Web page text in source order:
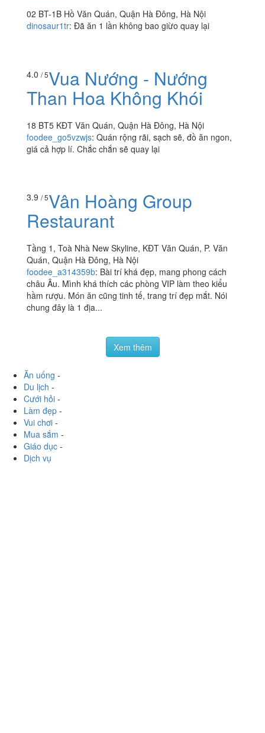
02 BT-1B Hồ Văn Quán, Quận Hà Đông, Hà Nội
dinosaur1tr: Đã ăn 1 lần không bao giừo quay lại
4.0 / 5Vua Nướng - Nướng
Than Hoa Không Khói
18 BT5 KĐT Văn Quán, Quận Hà Đông, Hà Nội
foodee_go5vzwjs: Quán rộng rãi, sạch sẽ, đồ ăn ngon,
giá cả hợp lí. Chắc chắn sẽ quay lại
3.9 / 5Vân Hoàng Group
Restaurant
Tầng 1, Toà Nhà New Skyline, KĐT Văn Quán, P. Văn
Quán, Quận Hà Đông, Hà Nội
foodee_a314359b: Bài trí khá đẹp, mang phong cách
châu Âu. Mình khá thích các phòng VIP làm theo kiểu
hầm rượu. Món ăn cũng tinh tế, trang trí đẹp mắt. Nói
chung đây là 1 địa...
Xem thêm
Ăn uống -
Du lịch -
Cưới hỏi -
Làm đẹp -
Vui chơi -
Mua sắm -
Giáo dục -
Dịch vụ